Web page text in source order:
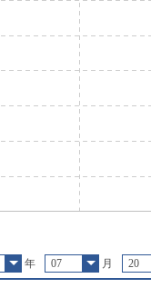
年 07 月 20